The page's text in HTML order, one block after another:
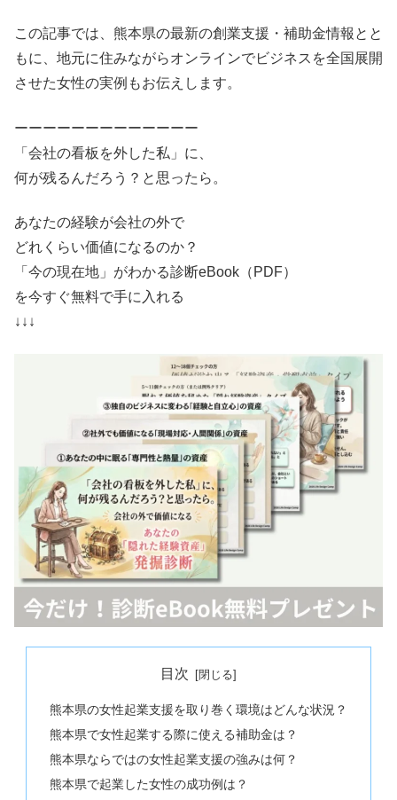
この記事では、熊本県の最新の創業支援・補助金情報とと
もに、地元に住みながらオンラインでビジネスを全国展開
させた女性の実例もお伝えします。
ーーーーーーーーーーーーー
「会社の看板を外した私」に、
何が残るんだろう？と思ったら。
あなたの経験が会社の外で
どれくらい価値になるのか？
「今の現在地」がわかる診断eBook（PDF）
を今すぐ無料で手に入れる
↓↓↓
目次
熊本県の女性起業支援を取り巻く環境はどんな状況？
熊本県で女性起業する際に使える補助金は？
熊本県ならではの女性起業支援の強みは何？
熊本県で起業した女性の成功例は？